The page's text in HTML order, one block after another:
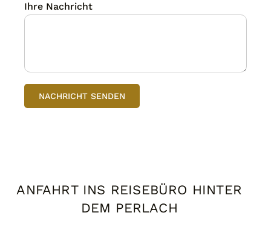
Ihre Nachricht
NACHRICHT SENDEN
ANFAHRT INS REISEBÜRO HINTER
DEM PERLACH